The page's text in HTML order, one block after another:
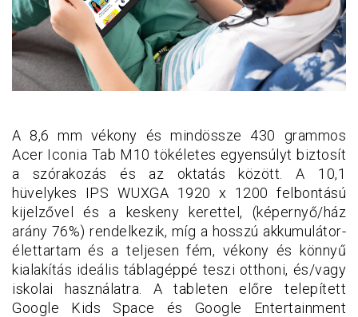
A 8,6 mm vékony és mindössze 430 grammos
Acer Iconia Tab M10 tökéletes egyensúlyt biztosít
a szórakozás és az oktatás között. A 10,1
hüvelykes IPS WUXGA 1920 x 1200 felbontású
kijelzővel és a keskeny kerettel, (képernyő/ház
arány 76%) rendelkezik, míg a hosszú akkumulátor-
élettartam és a teljesen fém, vékony és könnyű
kialakítás ideális táblagéppé teszi otthoni, és/vagy
iskolai használatra. A tableten előre telepített
Google Kids Space és Google Entertainment